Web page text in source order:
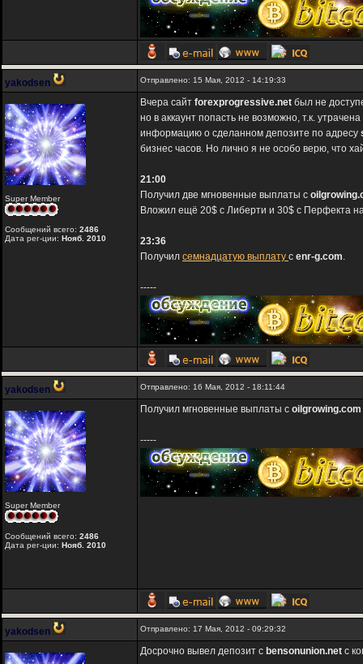
yakodsen Отправлено: 15 Мая, 2012 - 14:19:33
Super Member
Сообщений всего: 2486
Дата рег-ции: Нояб. 2010
Вчера сайт forexprogressive.net был не
но в аккаунт попасть не возможно, т.к.
информацию о сделанном депозите по адресу
бизнес часов. Но лично я не особо верю, что
21:00
Получил две мгновенные выплаты с
Вложил ещё 20$ с Либерти и 30$ с Перфекта
23:36
Получил семнадцатую выплату с enr-g.com.
-----
yakodsen Отправлено: 16 Мая, 2012 - 18:11:44
Super Member
Сообщений всего: 2486
Дата рег-ции: Нояб. 2010
Получил мгновенные выплаты с oilgrowing.com
-----
yakodsen Отправлено: 17 Мая, 2012 - 09:29:32
Досрочно вывел депозит с bensonunion.net с